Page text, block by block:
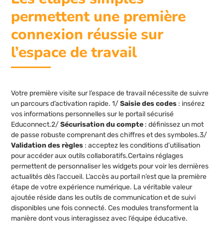
permettent une première
connexion réussie sur
l’espace de travail
Votre première visite sur l’espace de travail nécessite de suivre
un parcours d’activation rapide. 1/Saisie des codes : insérez
vos informations personnelles sur le portail sécurisé
Educonnect.2/Sécurisation du compte : définissez un mot
de passe robuste comprenant des chiffres et des symboles.3/
Validation des règles : acceptez les conditions d’utilisation
pour accéder aux outils collaboratifs.Certains réglages
permettent de personnaliser les widgets pour voir les dernières
actualités dès l’accueil. L’accès au portail n’est que la première
étape de votre expérience numérique. La véritable valeur
ajoutée réside dans les outils de communication et de suivi
disponibles une fois connecté. Ces modules transforment la
manière dont vous interagissez avec l’équipe éducative.